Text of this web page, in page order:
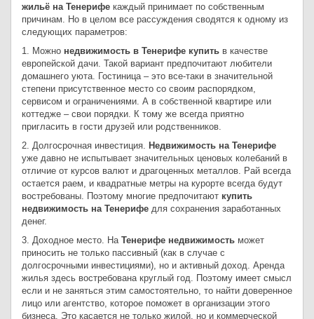
жильё на Тенерифе каждый принимает по собственным
причинам. Но в целом все рассуждения сводятся к одному из
следующих параметров:
1. Можно недвижимость в Тенерифе купить в качестве
европейской дачи. Такой вариант предпочитают любители
домашнего уюта. Гостиница – это все-таки в значительной
степени присутственное место со своим распорядком,
сервисом и ограничениями. А в собственной квартире или
коттедже – свои порядки. К тому же всегда приятно
пригласить в гости друзей или родственников.
2. Долгосрочная инвестиция. Недвижимость на Тенерифе
уже давно не испытывает значительных ценовых колебаний в
отличие от курсов валют и драгоценных металлов. Рай всегда
остается раем, и квадратные метры на курорте всегда будут
востребованы. Поэтому многие предпочитают купить
недвижимость на Тенерифе для сохранения заработанных
денег.
3. Доходное место. На Тенерифе недвижимость может
приносить не только пассивный (как в случае с
долгосрочными инвестициями), но и активный доход. Аренда
жилья здесь востребована круглый год. Поэтому имеет смысл
если и не заняться этим самостоятельно, то найти доверенное
лицо или агентство, которое поможет в организации этого
бизнеса. Это касается не только жилой, но и коммерческой